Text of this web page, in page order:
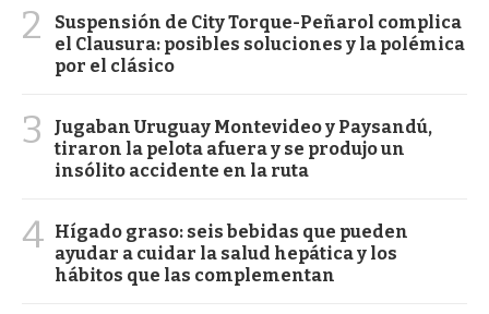
2
Suspensión de City Torque-Peñarol complica
el Clausura: posibles soluciones y la polémica
por el clásico
3
Jugaban Uruguay Montevideo y Paysandú,
tiraron la pelota afuera y se produjo un
insólito accidente en la ruta
4 Hígado graso: seis bebidas que pueden
ayudar a cuidar la salud hepática y los
hábitos que las complementan